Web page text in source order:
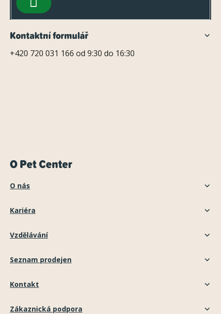
Kontaktní formulář
+420 720 031 166 od 9:30 do 16:30
O Pet Center
O nás
Kariéra
Vzdělávání
Seznam prodejen
Kontakt
Zákaznická podpora